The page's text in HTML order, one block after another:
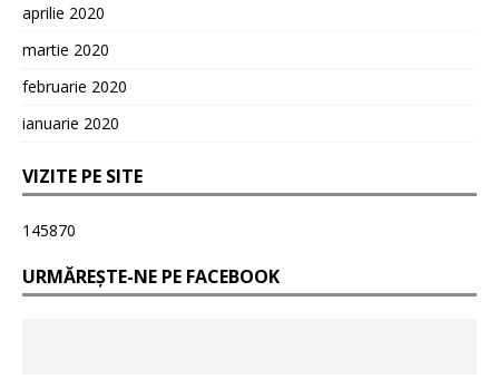
aprilie 2020
martie 2020
februarie 2020
ianuarie 2020
VIZITE PE SITE
145870
URMĂREȘTE-NE PE FACEBOOK